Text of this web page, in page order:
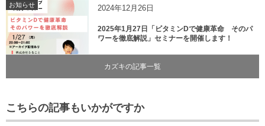
お知らせ 2024年12月26日
2025年1月27日「ビタミンDで健康革命 そのパ
ワーを徹底解説」セミナーを開催します！
カズキの記事一覧
こちらの記事もいかがですか